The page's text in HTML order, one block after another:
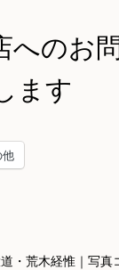
へのお
ます
他
・荒木経惟｜写真